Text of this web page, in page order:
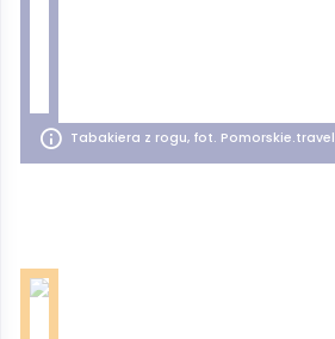
Tabakiera z rogu, fot. Pomorskie.travel